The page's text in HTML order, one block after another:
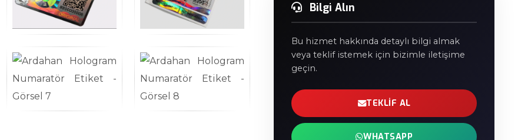
Bilgi Alın
Bu hizmet hakkında detaylı bilgi almak
veya teklif istemek için bizimle iletişime
geçin.
TEKLIF AL
WHATSAPP